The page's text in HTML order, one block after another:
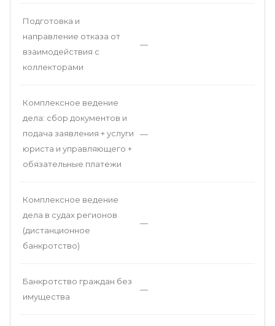
Подготовка и
направление отказа от
взаимодействия с
коллекторами
—
Комплексное ведение
дела: сбор документов и
подача заявления + услуги
юриста и управляющего +
обязательные платежи
—
Комплексное ведение
дела в судах регионов
(дистанционное
банкротство)
—
Банкротство граждан без
имущества
—